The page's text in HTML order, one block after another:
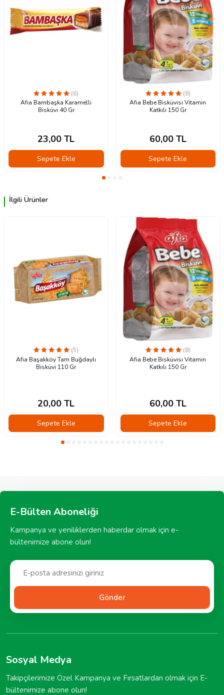
(6)
Afia Bambaşka Karamelli
Bisküvi 40 Gr
23,00 TL
Sepete Ekle
(8)
Afia Bebe Bisküvisi Vitamin
Katkılı 150 Gr
60,00TL
Sepete Ekle
İlgili Ürünler
(5)
Afia Başakköy Tam Buğdaylı
Bisküvi 110 Gr
20,00 TL
Sepete Ekle
(8)
Afia Bebe Bisküvisi Vitamin
Katkılı 150 Gr
60,00TL
Sepete Ekle
E-Bülten Aboneliği
Kampanya ve yeniliklerden haberdar olmak için e-
bültenimize abone olun!
Gönder
Sosyal Medya
Takipçilerimize Özel Kampanya ve Fırsatlardan olmak için E-
bültenimize abone olun!